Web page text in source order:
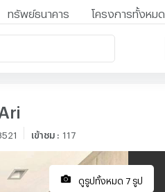
ทรัพย์ธนาคาร โครงการทั้งหมด
เข้าชม: 117
ดูรูปทั้งหมด 7 รูป